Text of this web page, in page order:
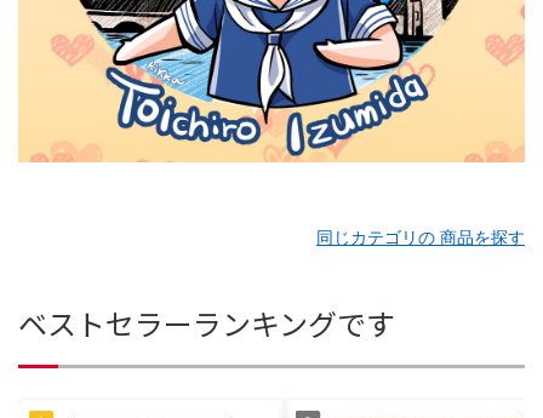
同じカテゴリの 商品を探す
ベストセラーランキングです